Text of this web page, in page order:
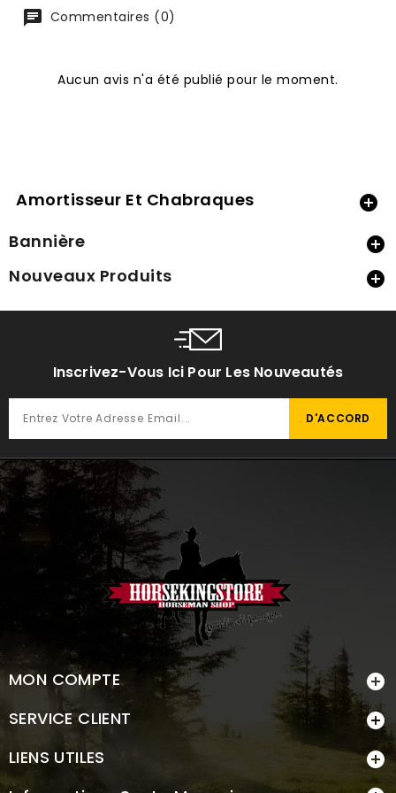
Commentaires (0)
Aucun avis n'a été publié pour le moment.
Amortisseur Et Chabraques 
Bannière 
Nouveaux Produits 
Inscrivez-Vous Ici Pour Les Nouveautés
MON COMPTE 
SERVICE CLIENT 
LIENS UTILES 